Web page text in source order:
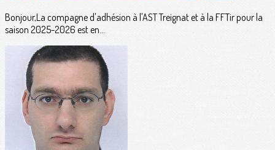
Bonjour,La compagne d'adhésion à l'AST Treignat et à la FFTir pour la
saison 2025-2026 est en...